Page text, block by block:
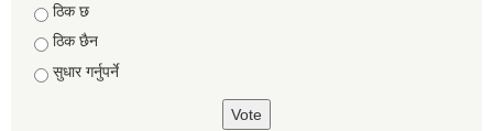
Choices
ठिक छ
ठिक छैन
सुधार गर्नुपर्ने